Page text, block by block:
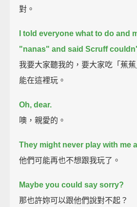
對。
I told everyone what to do and
"nanas" and said Scruff
我要大家聽我的，要大家吃「蕉
能在這裡玩。
Oh, dear.
噢，親愛的。
They might never play with me
他們可能再也不想跟我玩了。
Maybe you could say sorry?
那也許妳可以跟他們說對不起？